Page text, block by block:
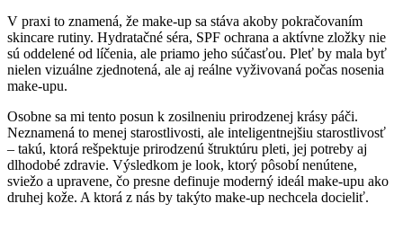
V praxi to znamená, že make-up sa stáva akoby pokračovaním
skincare rutiny. Hydratačné séra, SPF ochrana a aktívne zložky nie
sú oddelené od líčenia, ale priamo jeho súčasťou. Pleť by mala byť
nielen vizuálne zjednotená, ale aj reálne vyživovaná počas nosenia
make-upu.
Osobne sa mi tento posun k zosilneniu prirodzenej krásy páči.
Neznamená to menej starostlivosti, ale inteligentnejšiu starostlivosť
– takú, ktorá rešpektuje prirodzenú štruktúru pleti, jej potreby aj
dlhodobé zdravie. Výsledkom je look, ktorý pôsobí nenútene,
sviežo a upravene, čo presne definuje moderný ideál make-upu ako
druhej kože. A ktorá z nás by takýto make-up nechcela docieliť.